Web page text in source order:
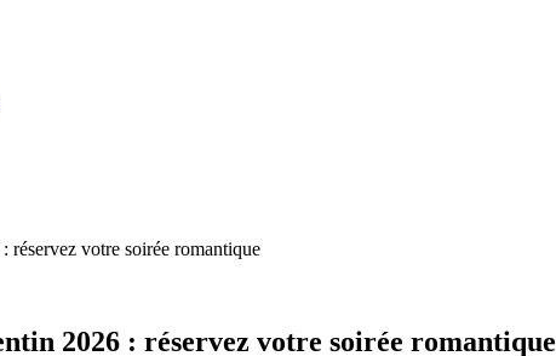
réservez votre soirée romantique
2026 : réservez votre soirée romantique